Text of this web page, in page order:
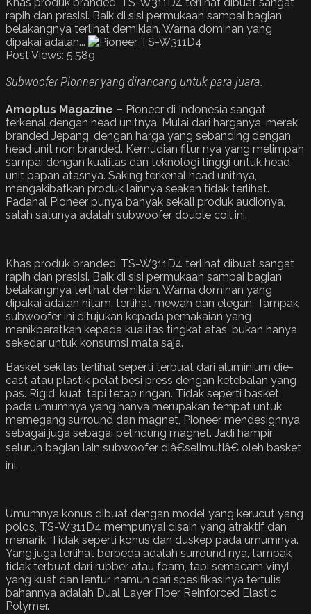
rapih dan presisi. Baik di sisi permukaan sampai bagian
belakangnya terlihat demikian. Warna dominan yang
dipakai adalah...
Post Views: 5,589
Subwoofer Pionner yang dirancang untuk para juara.
Amoplus Magazine – Pioneer di Indonesia sangat
terkenal dengan head unitnya. Mulai dari harganya, merek
branded Jepang, dengan harga yang sebanding dengan
head unit non branded. Kemudian fitur nya yang melimpah
sampai dengan kualitas dan teknologi tinggi untuk head
unit papan atasnya. Saking terkenal head unitnya,
mengakibatkan produk lainnya seakan tidak terlihat.
Padahal Pioneer punya banyak sekali produk audionya,
salah satunya adalah subwoofer double coil ini.
Khas produk branded, TS-W311D4 terlihat dibuat sangat
rapih dan presisi. Baik di sisi permukaan sampai bagian
belakangnya terlihat demikian. Warna dominan yang
dipakai adalah hitam, terlihat mewah dan elegan. Tampak
subwoofer ini ditujukan kepada pemakaian yang
menikberatkan kepada kualitas tingkat atas, bukan hanya
sekedar untuk konsumsi mata saja.
Basket sekilas terlihat seperti terbuat dari aluminium die-
cast atau plastik pelat besi press dengan ketebalan yang
pas. Rigid, kuat, tapi tetap ringan. Tidak seperti basket
pada umumnya yang hanya merupakan tempat untuk
memegang surround dan magnet, Pioneer mendesignnya
sebagai juga sebagai pelindung magnet. Jadi hampir
seluruh bagian lain subwoofer diâ€selimutiâ€ oleh basket
ini.
Umumnya konus dibuat dengan model yang kerucut yang
polos, TS-W311D4 mempunyai disain yang atraktif dan
menarik. Tidak seperti konus dan duskep pada umumnya.
Yang juga terlihat berbeda adalah surround nya, tampak
tidak terbuat dari rubber atau foam, tapi semacam vinyl
yang kuat dan lentur, namun dari spesifikasinya tertulis
bahannya adalah Dual Layer Fiber Reinforced Elastic
Polymer.